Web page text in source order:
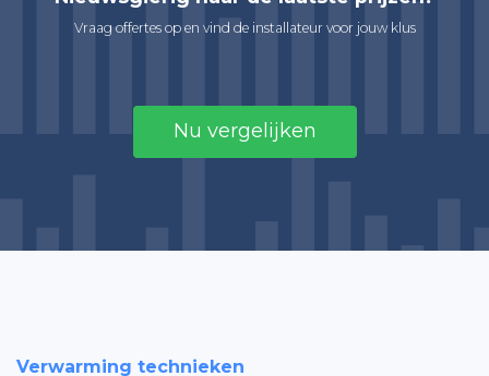
Vraag offertes op en vind de installateur voor jouw klus
Nu vergelijken
Verwarming technieken